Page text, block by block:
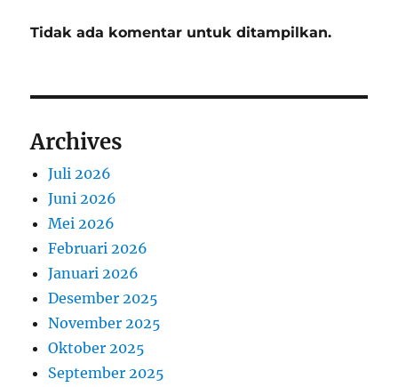
Tidak ada komentar untuk ditampilkan.
Archives
Juli 2026
Juni 2026
Mei 2026
Februari 2026
Januari 2026
Desember 2025
November 2025
Oktober 2025
September 2025